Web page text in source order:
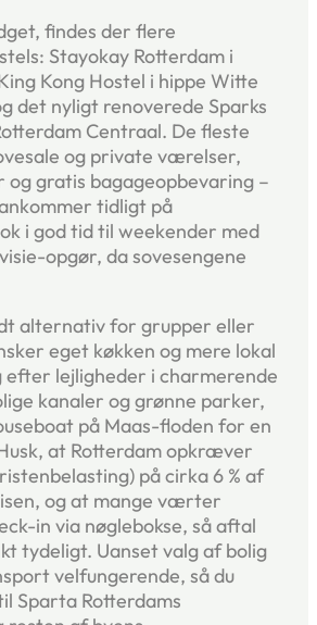
findes der flere
Stayokay Rotterdam i
Kong Hostel i hippe Witte
det nyligt renoverede Sparks
Centraal. De fleste
og private værelser,
gratis bagageopbevaring –
tidligt på
i god tid til weekender med
opgør, da sovesengene
alternativ for grupper eller
eget køkken og mere lokal
lejligheder i charmerende
kanaler og grønne parker,
på Maas-floden for en
at Rotterdam opkræver
på cirka 6 % af
og at mange værter
in via nøglebokse, så aftal
tydeligt. Uanset valg af bolig
velfungerende, så du
Sparta Rotterdams